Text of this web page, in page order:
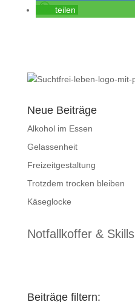
teilen
Neue Beiträge
Alkohol im Essen
Gelassenheit
Freizeitgestaltung
Trotzdem trocken bleiben
Käseglocke
Notfallkoffer & Skills
Beiträge filtern: